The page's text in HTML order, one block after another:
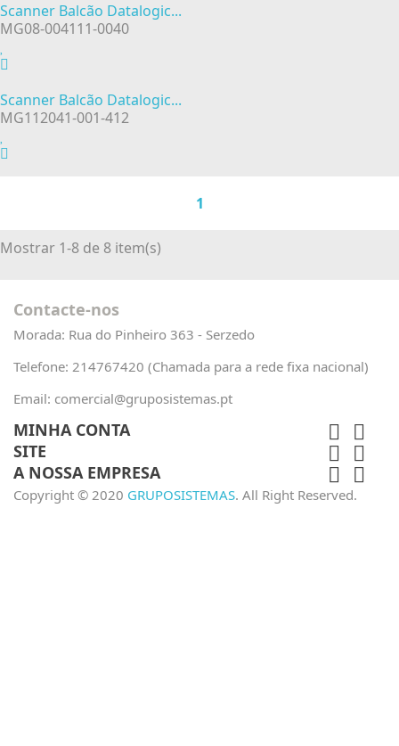
Scanner Balcão Datalogic...
MG08-004111-0040
Scanner Balcão Datalogic...
MG112041-001-412
1
Mostrar 1-8 de 8 item(s)
Contacte-nos
Morada: Rua do Pinheiro 363 - Serzedo
Telefone: 214767420 (Chamada para a rede fixa nacional)
Email: comercial@gruposistemas.pt
MINHA CONTA  
SITE  
A NOSSA EMPRESA  
Copyright © 2020 GRUPOSISTEMAS. All Right Reserved.